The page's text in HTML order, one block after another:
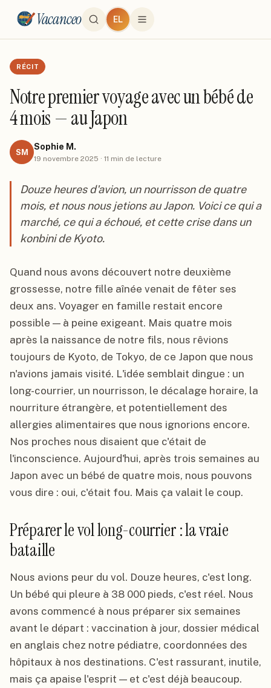
Vacanceo EL
RÉCIT
Notre premier voyage avec un bébé de
4 mois — au Japon
SM
Sophie M.
19 novembre 2025 · 11 min de lecture
Douze heures d'avion, un nourrisson de quatre
mois, et nous nous jetions au Japon. Voici ce qui a
marché, ce qui a échoué, et cette crise dans un
konbini de Kyoto.
Quand nous avons découvert notre deuxième
grossesse, notre fille aînée venait de fêter ses
deux ans. Voyager en famille restait encore
possible — à peine exigeant. Mais quatre mois
après la naissance de notre fils, nous rêvions
toujours de Kyoto, de Tokyo, de ce Japon que nous
n'avions jamais visité. L'idée semblait dingue : un
long-courrier, un nourrisson, le décalage horaire, la
nourriture étrangère, et potentiellement des
allergies alimentaires que nous ignorions encore.
Nos proches nous disaient que c'était de
l'inconscience. Aujourd'hui, après trois semaines au
Japon avec un bébé de quatre mois, nous pouvons
vous dire : oui, c'était fou. Mais ça valait le coup.
Préparer le vol long-courrier : la vraie
bataille
Nous avions peur du vol. Douze heures, c'est long.
Un bébé qui pleure à 38 000 pieds, c'est réel. Nous
avons commencé à nous préparer six semaines
avant le départ : vaccination à jour, dossier médical
en anglais chez notre pédiatre, coordonnées des
hôpitaux à nos destinations. C'est rassurant, inutile,
mais ça apaise l'esprit — et c'est déjà beaucoup.